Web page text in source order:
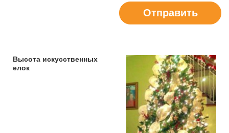
Отправить
Высота искусственных
елок